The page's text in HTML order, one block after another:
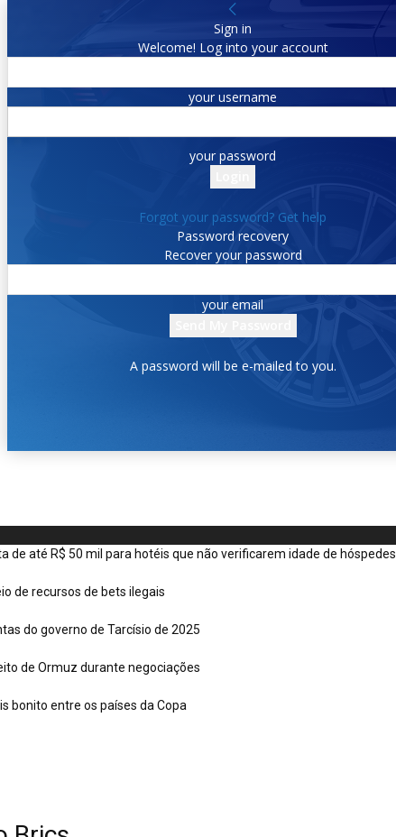
Sign in
Welcome! Log into your account
your username
your password
Forgot your password? Get help
Password recovery
Recover your password
your email
A password will be e-mailed to you.
de até R$ 50 mil para hotéis que não verificarem idade de hóspedes
de recursos de bets ilegais
do governo de Tarcísio de 2025
de Ormuz durante negociações
bonito entre os países da Copa